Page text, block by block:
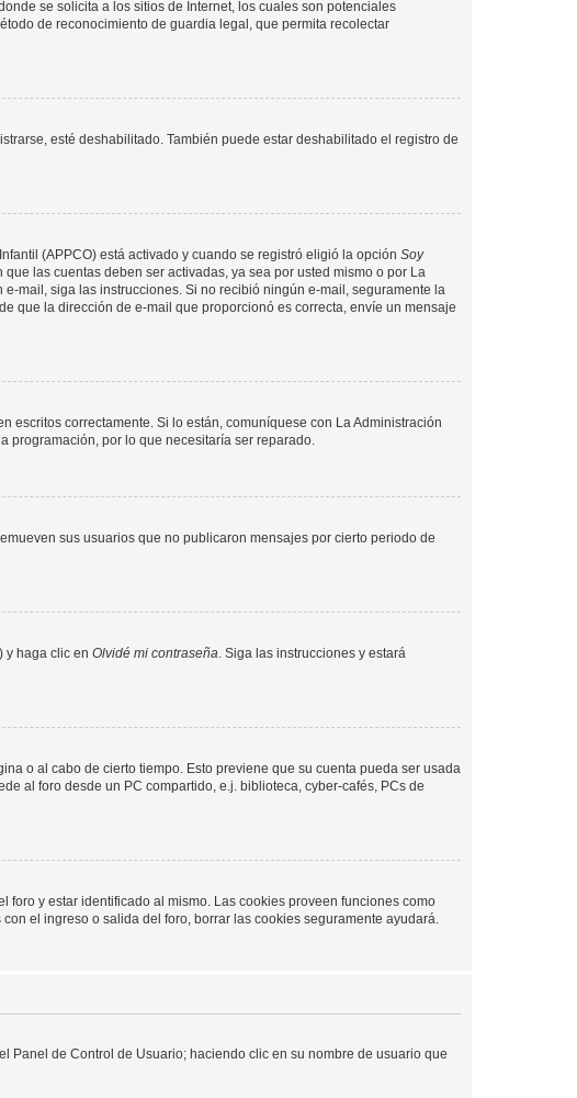
se solicita a los sitios de Internet, los cuales son potenciales
de reconocimiento de guardia legal, que permita recolectar
esté deshabilitado. También puede estar deshabilitado el registro de
(APPCO) está activado y cuando se registró eligió la opción Soy
las cuentas deben ser activadas, ya sea por usted mismo o por La
mail, siga las instrucciones. Si no recibió ningún e-mail, seguramente la
que la dirección de e-mail que proporcionó es correcta, envíe un mensaje
escritos correctamente. Si lo están, comuníquese con La Administración
programación, por lo que necesitaría ser reparado.
sus usuarios que no publicaron mensajes por cierto periodo de
y haga clic en Olvidé mi contraseña. Siga las instrucciones y estará
o al cabo de cierto tiempo. Esto previene que su cuenta pueda ser usada
al foro desde un PC compartido, e.j. biblioteca, cyber-cafés, PCs de
foro y estar identificado al mismo. Las cookies proveen funciones como
el ingreso o salida del foro, borrar las cookies seguramente ayudará.
Panel de Control de Usuario; haciendo clic en su nombre de usuario que